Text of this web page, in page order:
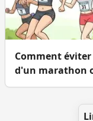
Comment
d'un marathon